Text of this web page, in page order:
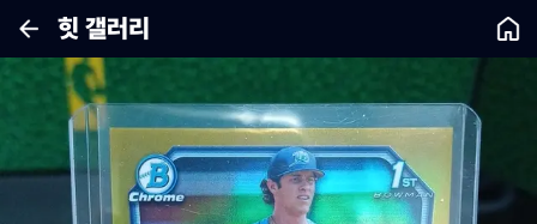
힛 갤러리